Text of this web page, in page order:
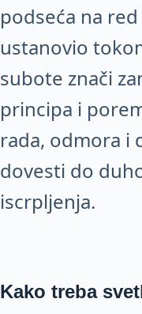
podseća na
ustanovio
subote znači
principa i
rada, odmora i
dovesti do
iscrpljenja.
Kako treba